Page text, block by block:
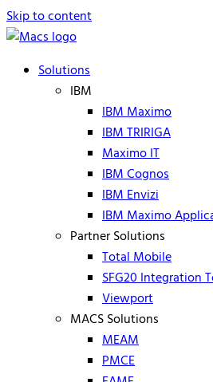
Skip to content
Solutions
IBM
IBM Maximo
IBM TRIRIGA
Maximo IT
IBM Cognos
IBM Envizi
IBM Maximo
Partner Solutions
Total Mobile
SFG20 Integration
Viewport
MACS Solutions
MEAM
PMCE